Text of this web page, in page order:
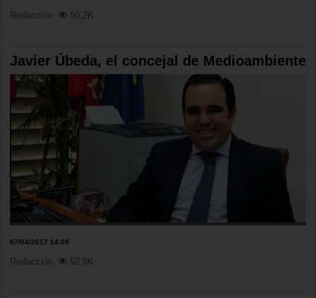
Redacción 50,2K
Javier Úbeda, el concejal de Medioambiente
07/04/2017 14:09
Redacción 52,8K